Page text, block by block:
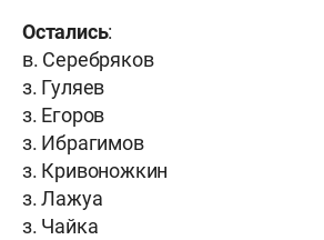
Остались:
в. Серебряков
з. Гуляев
з. Егоров
з. Ибрагимов
з. Кривоножкин
з. Лажуа
з. Чайка